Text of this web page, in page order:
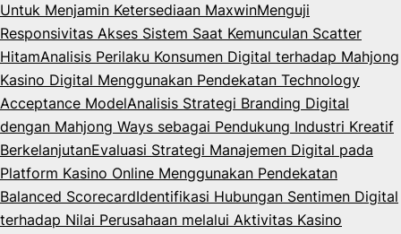
Untuk Menjamin Ketersediaan MaxwinMenguji
Responsivitas Akses Sistem Saat Kemunculan Scatter
HitamAnalisis Perilaku Konsumen Digital terhadap Mahjong
Kasino Digital Menggunakan Pendekatan Technology
Acceptance ModelAnalisis Strategi Branding Digital
dengan Mahjong Ways sebagai Pendukung Industri Kreatif
BerkelanjutanEvaluasi Strategi Manajemen Digital pada
Platform Kasino Online Menggunakan Pendekatan
Balanced ScorecardIdentifikasi Hubungan Sentimen Digital
terhadap Nilai Perusahaan melalui Aktivitas Kasino